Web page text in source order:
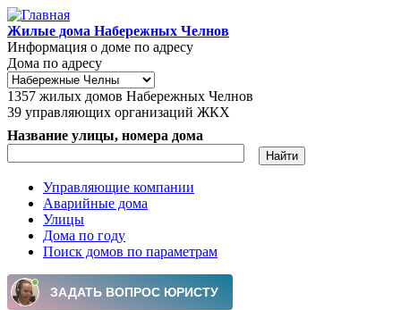
Перейти к основному содержанию
Жилые дома Набережных Челнов
Информация о доме по адресу
Дома по адресу
1357 жилых домов Набережных Челнов
39 управляющих организаций ЖКХ
Название улицы, номера дома
Главное меню
Управляющие компании
Аварийные дома
Улицы
Дома по году
Поиск домов по параметрам